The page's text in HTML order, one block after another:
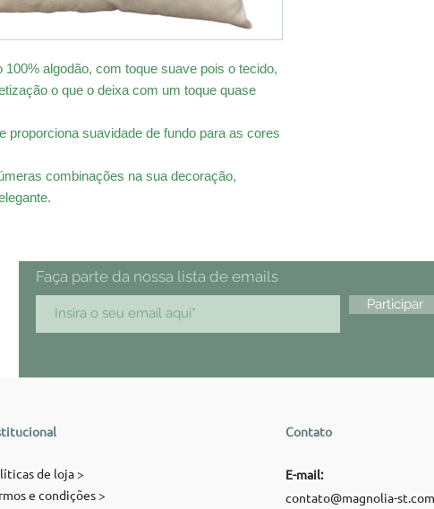
algodão, com toque suave pois o tecido,
o que o deixa com um toque quase
proporciona suavidade de fundo para as cores
combinações na sua decoração,
Faça parte da nossa lista de emails
Participar
de loja >
e condições >
Contato
E-mail:
contato@magnolia-st.com